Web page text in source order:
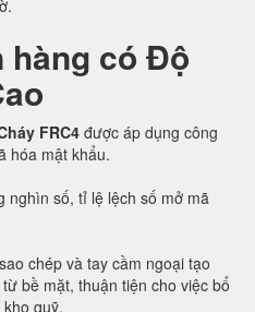
hàng có Độ
FRC4 được áp dụng công
hóa mật khẩu.
nghìn số, tỉ lệ lệch số mở mã
chép và tay cầm ngoại tạo
bề mặt, thuận tiện cho việc bổ
quỹ.